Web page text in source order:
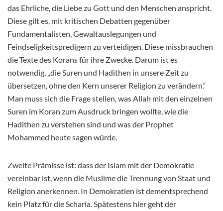
das Ehrliche, die Liebe zu Gott und den Menschen anspricht.
Diese gilt es, mit kritischen Debatten gegenüber
Fundamentalisten, Gewaltauslegungen und
Feindseligkeitspredigern zu verteidigen. Diese missbrauchen
die Texte des Korans für ihre Zwecke. Darum ist es
notwendig, „die Suren und Hadithen in unsere Zeit zu
übersetzen, ohne den Kern unserer Religion zu verändern.“
Man muss sich die Frage stellen, was Allah mit den einzelnen
Suren im Koran zum Ausdruck bringen wollte, wie die
Hadithen zu verstehen sind und was der Prophet
Mohammed heute sagen würde.
Zweite Prämisse ist: dass der Islam mit der Demokratie
vereinbar ist, wenn die Muslime die Trennung von Staat und
Religion anerkennen. In Demokratien ist dementsprechend
kein Platz für die Scharia. Spätestens hier geht der